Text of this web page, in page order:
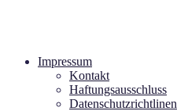
Impressum
Kontakt
Haftungsausschluss
Datenschutzrichtlinen